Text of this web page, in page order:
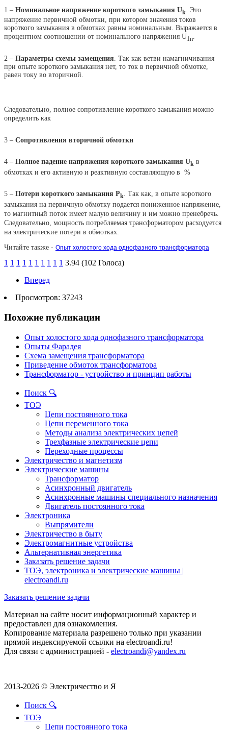
1 – Номинальное напряжение короткого замыкания Uk. Это
напряжение первичной обмотки, при котором значения токов
короткого замыкания в обмотках равны номинальным. Выражается в
процентном соотношении от номинального напряжения U1н
2 – Параметры схемы замещения . Так как ветви намагничивания
при опыте короткого замыкания нет, то ток в первичной обмотке,
равен току во вторичной.
Следовательно, полное сопротивление короткого замыкания можно
определить как
3 – Сопротивления вторичной обмотки
4 – Полное падение напряжения короткого замыкания Uk в
обмотках и его активную и реактивную составляющую в %
5 – Потери короткого замыкания Pk. Так как, в опыте короткого
замыкания на первичную обмотку подается пониженное напряжение,
то магнитный поток имеет малую величину и им можно пренебречь.
Следовательно, мощность потребляемая трансформатором расходуется
на электрические потери в обмотках.
Читайте также - Опыт холостого хода однофазного трансформатора
1 1 1 1 1 1 1 1 1 1 3.94 (102 Голоса)
Вперед
Просмотров: 37243
Похожие публикации
Опыт холостого хода однофазного трансформатора
Опыты Фарадея
Схема замещения трансформатора
Приведение обмоток трансформатора
Трансформатор - устройство и принцип работы
Поиск 🔍
ТОЭ
Цепи постоянного тока
Цепи переменного тока
Методы анализа электрических цепей
Трехфазные электрические цепи
Переходные процессы
Электричество и магнетизм
Электрические машины
Трансформатор
Асинхронный двигатель
Асинхронные машины специального назначения
Двигатель постоянного тока
Электроника
Выпрямители
Электричество в быту
Электромагнитные устройства
Альтернативная энергетика
Заказать решение задачи
ТОЭ, электроника и электрические машины |
electroandi.ru
Заказать решение задачи
Материал на сайте носит информационный характер и
предоставлен для ознакомления.
Копирование материала разрешено только при указании
прямой индексируемой ссылки на electroandi.ru!
Для связи с администрацией - electroandi@yandex.ru
2013-2026 © Электричество и Я
Поиск 🔍
ТОЭ
Цепи постоянного тока